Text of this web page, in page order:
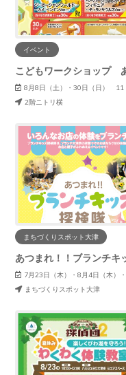
イベント
8月8日（土）・30日（日） 11：00～
2階ニトリ横
まちづくりスポット大津
7月23日（木）・8月4日（木）・8月
まちづくりスポット大津